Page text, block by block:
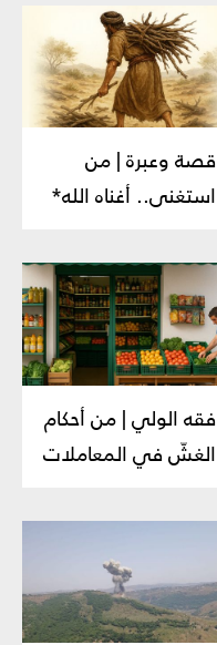
قصة وعبرة | من
استغنى.. أغناه الله*
فقه الولي | من أحكام
الغشّ في المعاملات